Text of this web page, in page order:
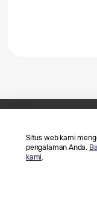
Situs web kami
pengalaman Anda.
kami.